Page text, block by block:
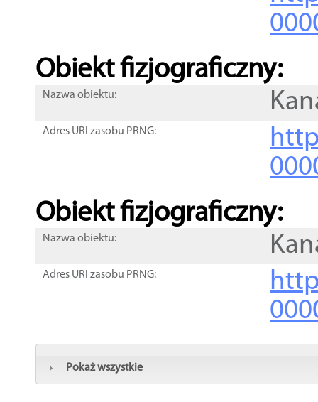
Obiekt fizjograficzny:
Nazwa obiektu:
Adres URI zasobu PRNG:
Obiekt fizjograficzny:
Nazwa obiektu:
Adres URI zasobu PRNG:
Pokaż wszystkie